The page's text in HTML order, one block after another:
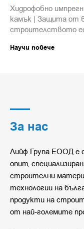
Хидрофобно
камък | Защита от
строителството
Научи повече
За нас
Лийф Група ЕООД e
опит,
строителни
технологии на
продукти на
от най-големите